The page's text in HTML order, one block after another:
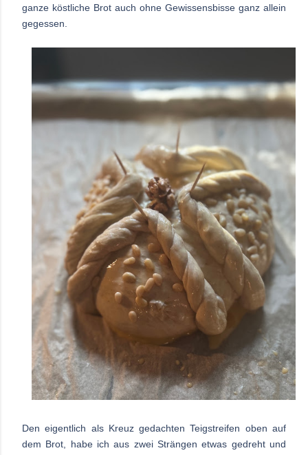
ganze köstliche Brot auch ohne Gewissensbisse ganz allein
gegessen.
Den eigentlich als Kreuz gedachten Teigstreifen oben auf
dem Brot, habe ich aus zwei Strängen etwas gedreht und